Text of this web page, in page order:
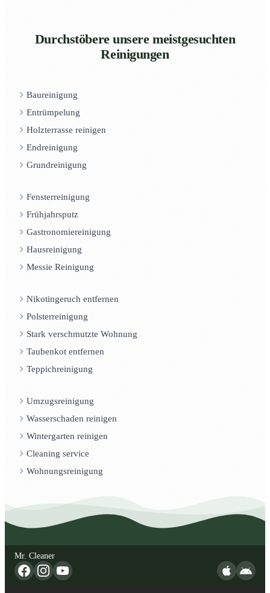
Durchstöbere unsere meistgesuchten
Reinigungen
Baureinigung
Entrümpelung
Holzterrasse reinigen
Endreinigung
Grundreinigung
Fensterreinigung
Frühjahrsputz
Gastronomiereinigung
Hausreinigung
Messie Reinigung
Nikotingeruch entfernen
Polsterreinigung
Stark verschmutzte Wohnung
Taubenkot entfernen
Teppichreinigung
Umzugsreinigung
Wasserschaden reinigen
Wintergarten reinigen
Cleaning service
Wohnungsreinigung
Mr. Cleaner